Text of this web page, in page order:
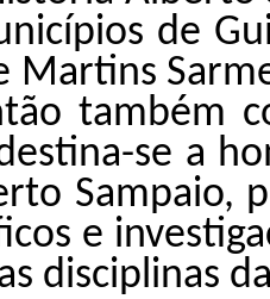
de
Martins
também
se a
Sampaio,
e
disciplinas